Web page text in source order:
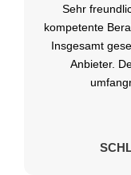
Sehr
kompetente
Insgesamt
Anbieter.